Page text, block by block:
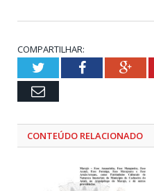
COMPARTILHAR:
TwitterFacebook
Email
CONTEÚDO RELACIONADO